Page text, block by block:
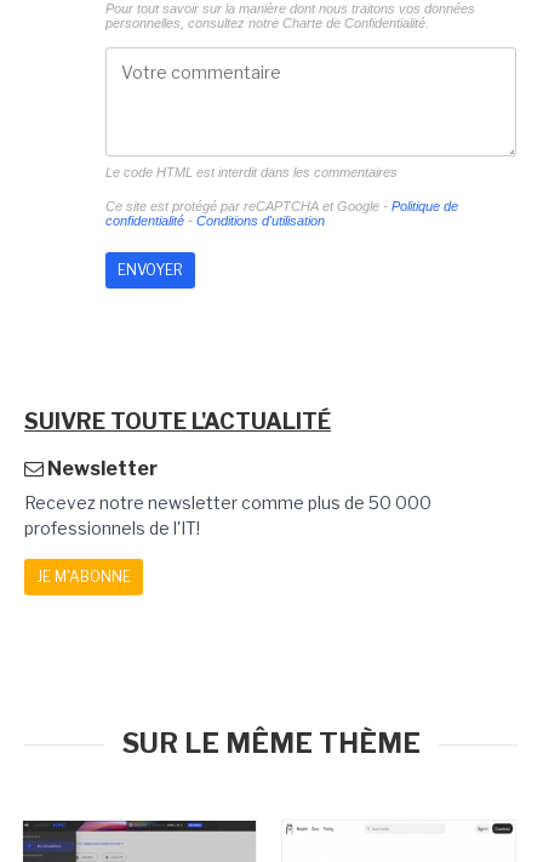
Pour tout savoir sur la manière dont nous traitons vos données
personnelles, consultez notre Charte de Confidentialité.
Le code HTML est interdit dans les commentaires
Ce site est protégé par reCAPTCHA et Google - Politique de
confidentialité- Conditions d'utilisation
SUIVRE TOUTE L'ACTUALITÉ
Newsletter
Recevez notre newsletter comme plus de 50 000
professionnels de l'IT!
JE M'ABONNE
SUR LE MÊME THÈME